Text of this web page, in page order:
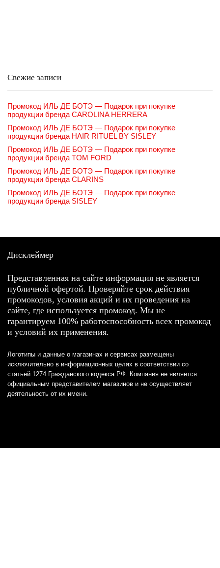
Свежие записи
Промокод ИЛЬ ДЕ БОТЭ — Подарок при покупке
продукции бренда CAROLINA HERRERA
Промокод ИЛЬ ДЕ БОТЭ — Подарок при покупке
продукции бренда HAIR RITUEL BY SISLEY
Промокод ИЛЬ ДЕ БОТЭ — Подарок при покупке
продукции бренда TOM FORD
Промокод ИЛЬ ДЕ БОТЭ — Подарок при покупке
продукции бренда CLARINS
Промокод ИЛЬ ДЕ БОТЭ — Подарок при покупке
продукции бренда SISLEY
Дисклеймер
Представленная на сайте информация не является
публичной офертой. Проверяйте срок действия
промокодов, условия акций и их проведения на
сайте, где используется промокод. Мы не
гарантируем 100% работоспособность всех промокод
и условий их применения.
Логотипы и данные о магазинах и сервисах размещены
исключительно в информационных целях в соответствии со
статьей 1274 Гражданского кодекса РФ. Компания не является
официальным представителем магазинов и не осуществляет
деятельность от их имени.